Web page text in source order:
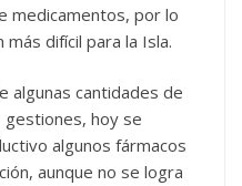
medicamentos, por lo
difícil para la Isla.
algunas cantidades de
gestiones, hoy se
algunos fármacos
aunque no se logra